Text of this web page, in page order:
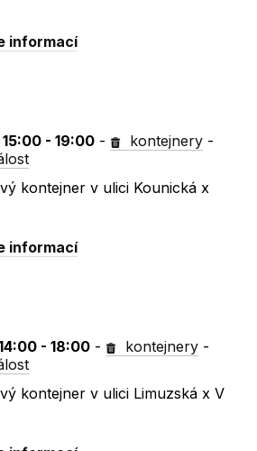
informací
15:00 - 19:00 - kontejnery -
kontejner v ulici Kounická x
informací
- 18:00 - kontejnery -
kontejner v ulici Limuzská x V